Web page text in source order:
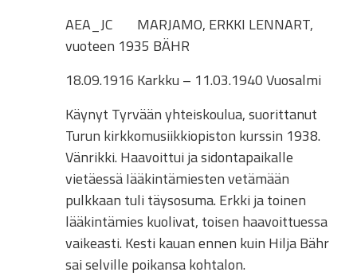
AEA_JC
MARJAMO, ERKKI LENNART,
vuoteen 1935 BÄHR
18.09.1916 Karkku – 11.03.1940 Vuosalmi
Käynyt Tyrvään yhteiskoulua, suorittanut
Turun kirkkomusiikkiopiston kurssin 1938.
Vänrikki. Haavoittui ja sidontapaikalle
vietäessä Iääkintämiesten vetämään
pulkkaan tuli täysosuma. Erkki ja toinen
lääkintämies kuolivat, toisen haavoittuessa
vaikeasti. Kesti kauan ennen kuin Hilja Bähr
sai selville poikansa kohtalon.